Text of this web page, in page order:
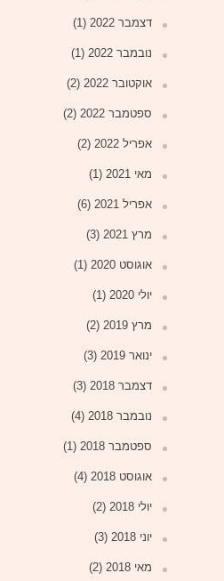
דצמבר 2022 (1)
נובמבר 2022 (1)
אוקטובר 2022 (2)
ספטמבר 2022 (2)
אפריל 2022 (2)
מאי 2021 (1)
אפריל 2021 (6)
מרץ 2021 (3)
אוגוסט 2020 (1)
יולי 2020 (1)
מרץ 2019 (2)
ינואר 2019 (3)
דצמבר 2018 (3)
נובמבר 2018 (4)
ספטמבר 2018 (1)
אוגוסט 2018 (4)
יולי 2018 (2)
יוני 2018 (3)
מאי 2018 (2)